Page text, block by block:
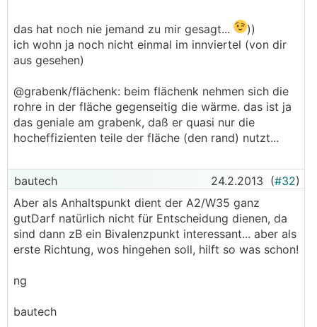
..
das hat noch nie jemand zu mir gesagt...
))
ich wohn ja noch nicht einmal im innviertel (von dir
aus gesehen)
@grabenk/flächenk: beim flächenk nehmen sich die
rohre in der fläche gegenseitig die wärme. das ist ja
das geniale am grabenk, daß er quasi nur die
hocheffizienten teile der fläche (den rand) nutzt...
bautech 24.2.2013 (#32)
Aber als Anhaltspunkt dient der A2/W35 ganz
gutDarf natürlich nicht für Entscheidung dienen, da
sind dann zB ein Bivalenzpunkt interessant... aber als
erste Richtung, wos hingehen soll, hilft so was schon!
ng
bautech